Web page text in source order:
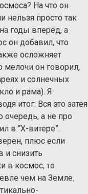
На что он
нельзя просто так
годы вперёд, а
он добавил, что
осложняет
мелочи он говорил,
и солнечных
и рама). Я
итог: Вся это затея
очередь, а не про
в “Х-витере”.
плюс если
и снизить
в космос, то
чем на Земле.